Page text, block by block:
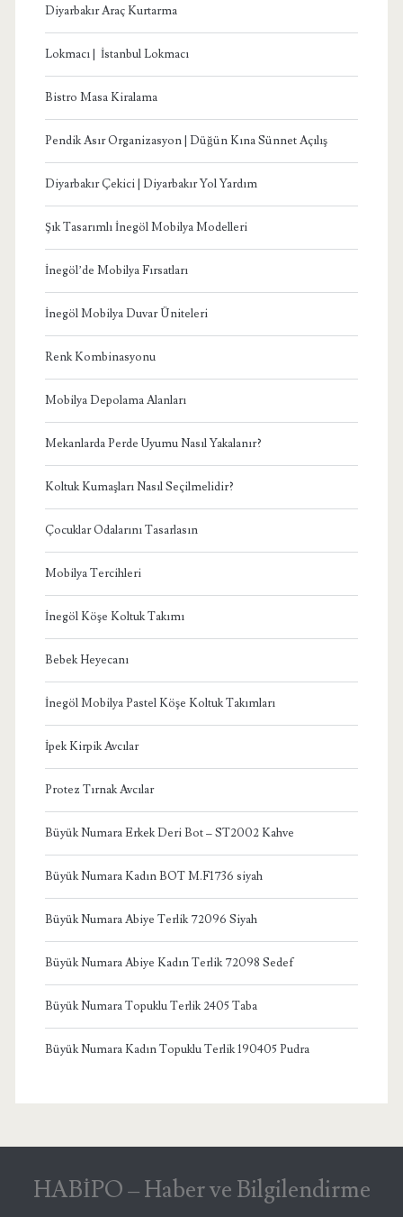
Diyarbakır Araç Kurtarma
Lokmacı | İstanbul Lokmacı
Bistro Masa Kiralama
Pendik Asır Organizasyon | Düğün Kına Sünnet Açılış
Diyarbakır Çekici | Diyarbakır Yol Yardım
Şık Tasarımlı İnegöl Mobilya Modelleri
İnegöl’de Mobilya Fırsatları
İnegöl Mobilya Duvar Üniteleri
Renk Kombinasyonu
Mobilya Depolama Alanları
Mekanlarda Perde Uyumu Nasıl Yakalanır?
Koltuk Kumaşları Nasıl Seçilmelidir?
Çocuklar Odalarını Tasarlasın
Mobilya Tercihleri
İnegöl Köşe Koltuk Takımı
Bebek Heyecanı
İnegöl Mobilya Pastel Köşe Koltuk Takımları
İpek Kirpik Avcılar
Protez Tırnak Avcılar
Büyük Numara Erkek Deri Bot – ST2002 Kahve
Büyük Numara Kadın BOT M.F1736 siyah
Büyük Numara Abiye Terlik 72096 Siyah
Büyük Numara Abiye Kadın Terlik 72098 Sedef
Büyük Numara Topuklu Terlik 2405 Taba
Büyük Numara Kadın Topuklu Terlik 190405 Pudra
HABİPO – Haber ve Bilgilendirme